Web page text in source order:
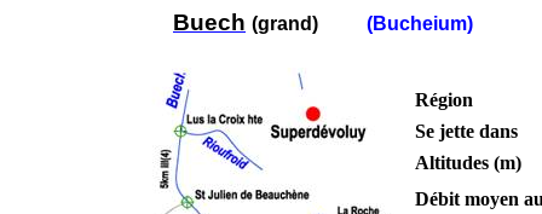
Buech (grand) (Bucheium)
Région
Se jette dans
Altitudes (m)
Débit moyen